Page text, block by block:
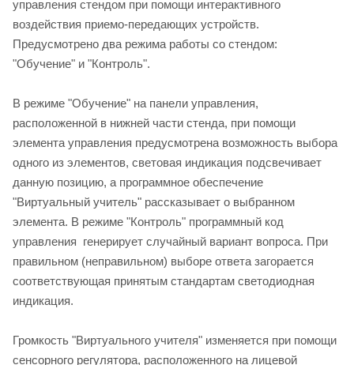
управления стендом при помощи интерактивного
воздействия приемо-передающих устройств.
Предусмотрено два режима работы со стендом:
"Обучение" и "Контроль".
В режиме "Обучение" на панели управления,
расположенной в нижней части стенда, при помощи
элемента управления предусмотрена возможность выбора
одного из элементов, световая индикация подсвечивает
данную позицию, а программное обеспечение
"Виртуальный учитель" рассказывает о выбранном
элемента. В режиме "Контроль" программный код
управления генерирует случайный вариант вопроса. При
правильном (неправильном) выборе ответа загорается
соответствующая принятым стандартам светодиодная
индикация.
Громкость "Виртуального учителя" изменяется при помощи
сенсорного регулятора, расположенного на лицевой